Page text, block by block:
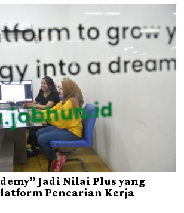
Jadi Nilai Plus yang
Pencarian Kerja